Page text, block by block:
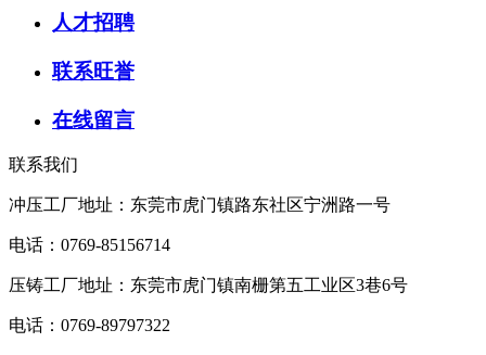
人才招聘
联系旺誉
在线留言
联系我们
冲压工厂地址：东莞市虎门镇路东社区宁洲路一号
电话：0769-85156714
压铸工厂地址：东莞市虎门镇南栅第五工业区3巷6号
电话：0769-89797322